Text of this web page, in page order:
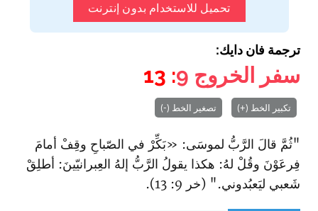
تحميل للاستخدام بدون إنترنت
ترجمة فان دايك:
سفر الخروج 9
: 13
تكبير الخط (+) تصغير الخط (-)
"ثُمَّ قالَ الرَّبُّ لموسَى: «بَكِّرْ في الصّباحِ وقِفْ أمامَ
فِرعَوْنَ وقُلْ لهُ: هكذا يقولُ الرَّبُّ إلهُ العِبرانيّينَ: أطلِقْ
شَعبي ليَعبُدوني." (خر 9: 13).